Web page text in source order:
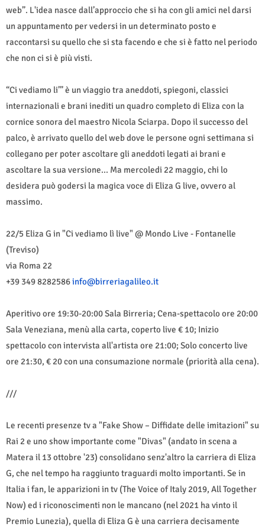
web”. L'idea nasce dall’approccio che si ha con gli amici nel darsi
un appuntamento per vedersi in un determinato posto e
raccontarsi su quello che si sta facendo e che si è fatto nel periodo
che non ci si è più visti.
“Ci vediamo li’” è un viaggio tra aneddoti, spiegoni, classici
internazionali e brani inediti un quadro completo di Eliza con la
cornice sonora del maestro Nicola Sciarpa. Dopo il successo del
palco, è arrivato quello del web dove le persone ogni settimana si
collegano per poter ascoltare gli aneddoti legati ai brani e
ascoltare la sua versione... Ma mercoledi 22 maggio, chi lo
desidera può godersi la magica voce di Eliza G live, ovvero al
massimo.
22/5 Eliza G in "Ci vediamo lì live" @ Mondo Live - Fontanelle
(Treviso)
via Roma 22
+39 349 8282586info@birreriagalileo.it
Aperitivo ore 19:30-20:00 Sala Birreria; Cena-spettacolo ore 20:00
Sala Veneziana, menù alla carta, coperto live € 10; Inizio
spettacolo con intervista all'artista ore 21:00; Solo concerto live
ore 21:30, € 20 con una consumazione normale (priorità alla cena).
///
Le recenti presenze tv a "Fake Show – Diffidate delle imitazioni" su
Rai 2 e uno show importante come "Divas" (andato in scena a
Matera il 13 ottobre '23) consolidano senz'altro la carriera di Eliza
G, che nel tempo ha raggiunto traguardi molto importanti. Se in
Italia i fan, le apparizioni in tv (The Voice of Italy 2019, All Together
Now) ed i riconoscimenti non le mancano (nel 2021 ha vinto il
Premio Lunezia), quella di Eliza G è una carriera decisamente